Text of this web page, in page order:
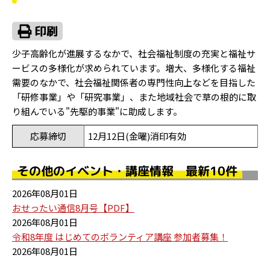
少子高齢化が進展するなかで、社会福祉制度の充実と福祉サ
ービスの多様化が求められています。増大、多様化する福祉
需要のなかで、社会福祉関係者の専門性向上などを目指した
「研修事業」や「研究事業」、また地域社会で草の根的に取
り組んでいる"先駆的事業"に助成します。
応募締切
12月12日(金曜)消印有効
その他のイベント・講座情報 最新10件
2026年08月01日
おせったい通信8月号【PDF】
2026年08月01日
令和8年度 はじめてのボランティア講座 参加者募集！
2026年08月01日